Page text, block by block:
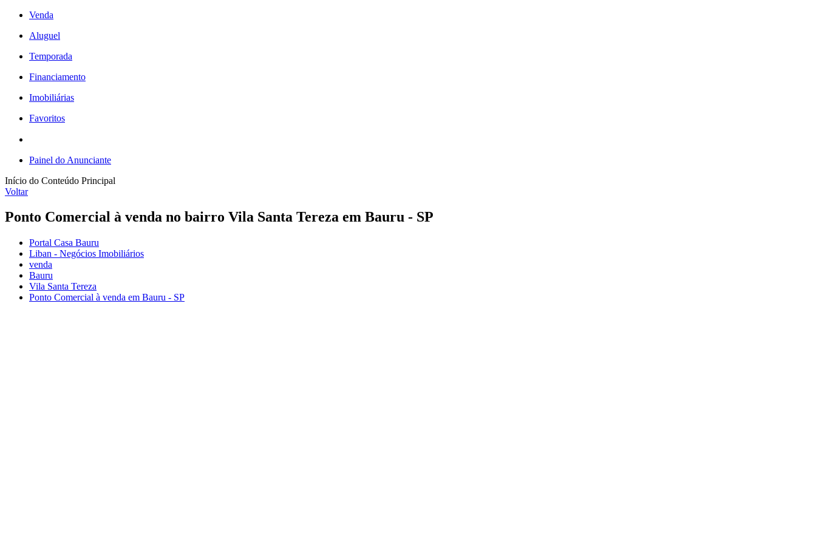
Venda
Aluguel
Temporada
Financiamento
Imobiliárias
Favoritos
Painel do Anunciante
Início do Conteúdo Principal
Voltar
Ponto Comercial à venda no bairro Vila Santa Tereza em Bauru - SP
Portal Casa Bauru
Liban - Negócios Imobiliários
venda
Bauru
Vila Santa Tereza
Ponto Comercial à venda em Bauru - SP